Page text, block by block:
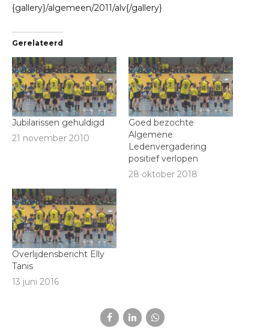
{gallery}/algemeen/2011/alv{/gallery}
Gerelateerd
Jubilarissen gehuldigd
21 november 2010
Goed bezochte
Algemene
Ledenvergadering
positief verlopen
28 oktober 2018
Overlijdensbericht Elly
Tanis
13 juni 2016